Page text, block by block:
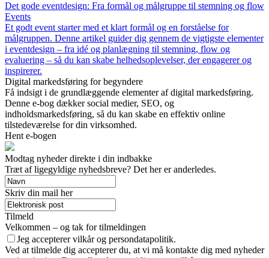
Det gode eventdesign: Fra formål og målgruppe til stemning og flow
Events
Et godt event starter med et klart formål og en forståelse for
målgruppen. Denne artikel guider dig gennem de vigtigste elementer
i eventdesign – fra idé og planlægning til stemning, flow og
evaluering – så du kan skabe helhedsoplevelser, der engagerer og
inspirerer.
Digital markedsføring for begyndere
Få indsigt i de grundlæggende elementer af digital markedsføring.
Denne e-bog dækker social medier, SEO, og
indholdsmarkedsføring, så du kan skabe en effektiv online
tilstedeværelse for din virksomhed.
Hent e-bogen
Modtag nyheder direkte i din indbakke
Træt af ligegyldige nyhedsbreve? Det her er anderledes.
Skriv din mail her
Tilmeld
Velkommen – og tak for tilmeldingen
Jeg accepterer vilkår og persondatapolitik.
Ved at tilmelde dig accepterer du, at vi må kontakte dig med nyheder